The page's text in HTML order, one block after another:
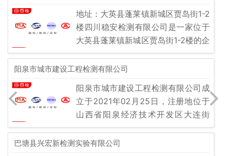
地址：大英县蓬莱镇新城区贾岛街1-2
楼四川稳安检测有限公司是一家位于
大英县蓬莱镇新城区贾岛街1-2楼的企
业，成立于2020年12月24日。公司
经营范围广泛，包括消防技术服务、
阳泉市城市建设工程检测有限公司
阳泉市城市建设工程检测有限公司成
立于2021年02月25日，注册地位于
山西省阳泉经济技术开发区大连街
567号三和园大厦，法定代表人为周
彩霞。 经营范围：许可项目：建设工
巴塘县兴宏新检测实验有限公司